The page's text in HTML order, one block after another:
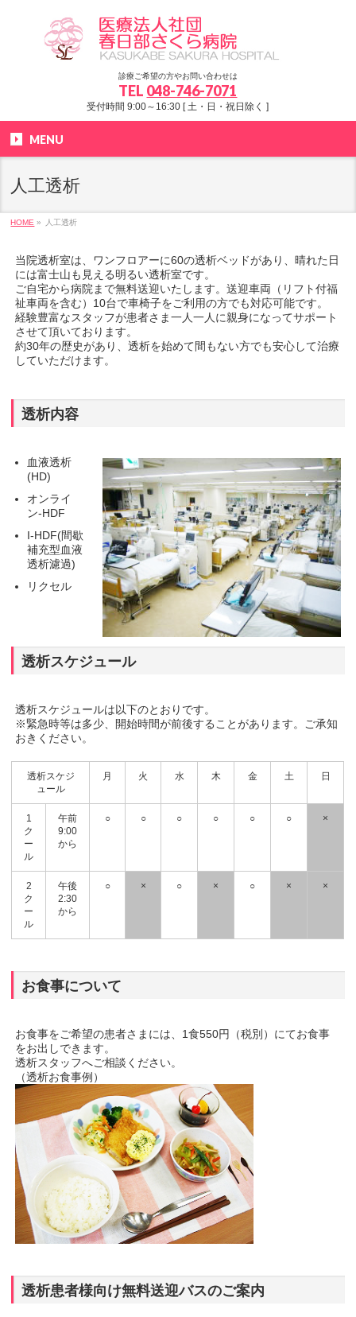
診療ご希望の方やお問い合わせは
TEL 048-746-7071
受付時間 9:00～16:30 [ 土・日・祝日除く ]
MENU
人工透析
HOME » 人工透析
当院透析室は、ワンフロアーに60の透析ベッドがあり、晴れた日
には富士山も見える明るい透析室です。
ご自宅から病院まで無料送迎いたします。送迎車両（リフト付福
祉車両を含む） 10台で車椅子をご利用の方でも対応可能です。
経験豊富なスタッフが患者さま一人一人に親身になってサポート
させて頂いております。
約30年の歴史があり、透析を始めて間もない方でも安心して治療
していただけます。
透析内容
血液透析
(HD)
オンライ
ン-HDF
I-HDF(間歇
補充型血液
透析濾過)
リクセル
透析スケジュール
透析スケジュールは以下のとおりです。
※緊急時等は多少、開始時間が前後することがあります。ご承知
おきください。
透析スケジ
ュール
月 火 水 木 金 土 日
1
ク
ー
ル
午前
9:00
から
○ ○ ○ ○ ○ ○ ×
2
ク
ー
ル
午後
2:30
から
○ × ○ × ○ × ×
お食事について
お食事をご希望の患者さまには、1食550円（税別）にてお食事
をお出しできます。
透析スタッフへご相談ください。
（透析お食事例）
透析患者様向け無料送迎バスのご案内